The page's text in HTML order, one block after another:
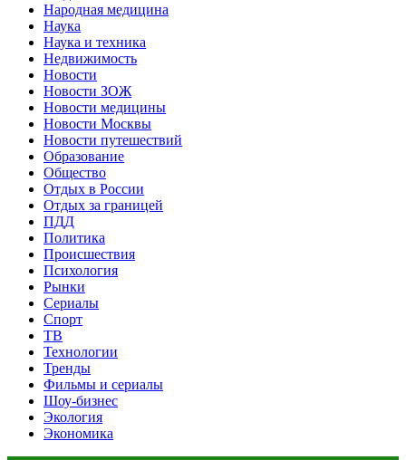
Народная медицина
Наука
Наука и техника
Недвижимость
Новости
Новости ЗОЖ
Новости медицины
Новости Москвы
Новости путешествий
Образование
Общество
Отдых в России
Отдых за границей
ПДД
Политика
Происшествия
Психология
Рынки
Сериалы
Спорт
ТВ
Технологии
Тренды
Фильмы и сериалы
Шоу-бизнес
Экология
Экономика